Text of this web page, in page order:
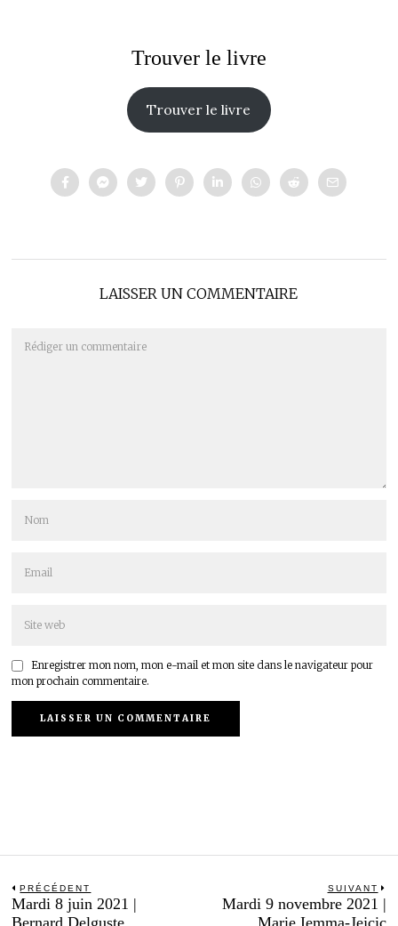
Trouver le livre
Trouver le livre
LAISSER UN COMMENTAIRE
Enregistrer mon nom, mon e-mail et mon site dans le navigateur pour
mon prochain commentaire.
Navigation
de
PRÉCÉDENT
Previous
post:
Mardi 8 juin 2021 |
Bernard Delguste
SUIVANT
Mardi 9 novembre 2021 |
Marie Iemma-Jejcic